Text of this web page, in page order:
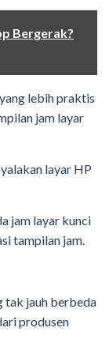
Bergerak?
lebih praktis
jam layar
layar HP
jam layar kunci
tampilan jam.
tak jauh berbeda
produsen